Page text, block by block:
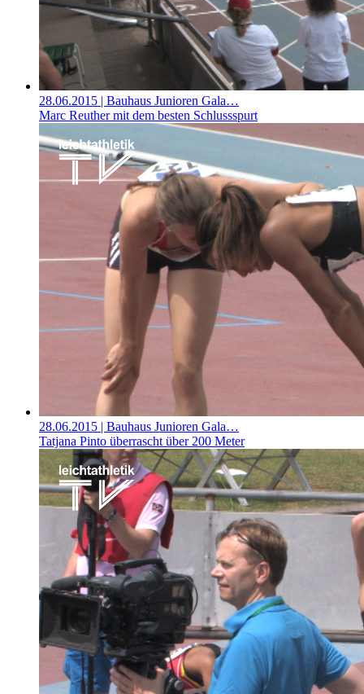
28.06.2015 | Bauhaus Junioren Gala…
Marc Reuther mit dem besten Schlussspurt
28.06.2015 | Bauhaus Junioren Gala…
Tatjana Pinto überrascht über 200 Meter